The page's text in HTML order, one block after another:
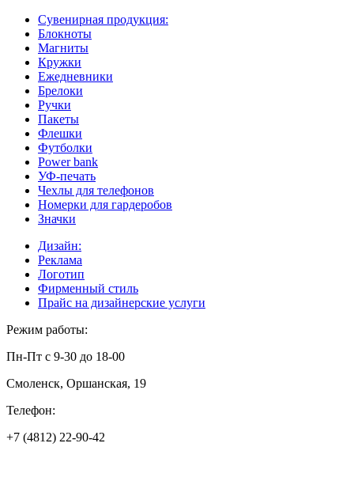
Сувенирная продукция:
Блокноты
Магниты
Кружки
Ежедневники
Брелоки
Ручки
Пакеты
Флешки
Футболки
Power bank
УФ-печать
Чехлы для телефонов
Номерки для гардеробов
Значки
Дизайн:
Реклама
Логотип
Фирменный стиль
Прайс на дизайнерские услуги
Режим работы:
Пн-Пт с 9-30 до 18-00
Смоленск, Оршанская, 19
Телефон:
+7 (4812) 22-90-42